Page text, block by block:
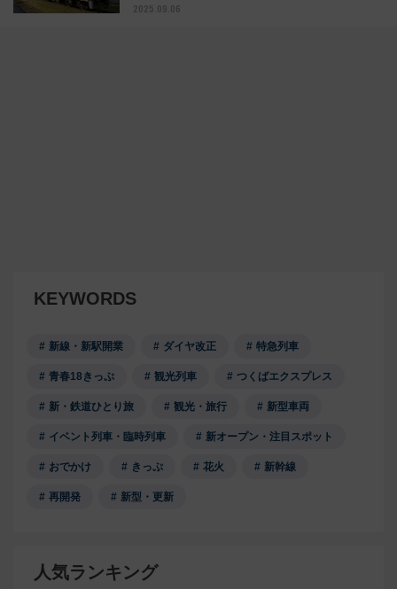
2025.09.06
KEYWORDS
新線・新駅開業 ダイヤ改正 特急列車
青春18きっぷ 観光列車 つくばエクスプレス
新・鉄道ひとり旅 観光・旅行 新型車両
イベント列車・臨時列車 新オープン・注目スポット
おでかけ きっぷ 花火 新幹線
再開発 新型・更新
人気ランキング